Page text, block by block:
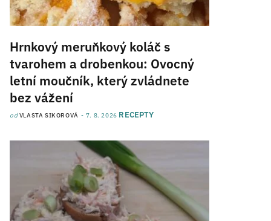
Hrnkový meruňkový koláč s
tvarohem a drobenkou: Ovocný
letní moučník, který zvládnete
bez vážení
odVLASTA SIKOROVÁ 7. 8. 2026 RECEPTY